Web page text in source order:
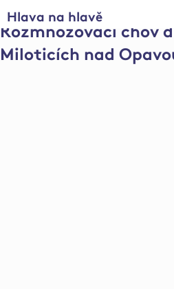
Hlava na hlavě
Rozmnožovací chov
Miloticích nad